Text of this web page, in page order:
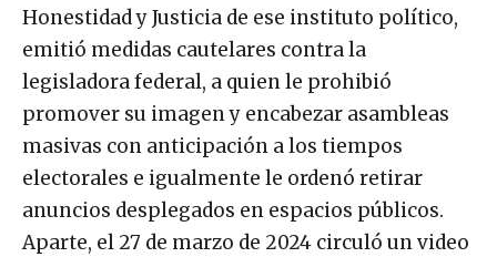
Honestidad y Justicia de ese instituto político,
emitió medidas cautelares contra la
legisladora federal, a quien le prohibió
promover su imagen y encabezar asambleas
masivas con anticipación a los tiempos
electorales e igualmente le ordenó retirar
anuncios desplegados en espacios públicos.
Aparte, el 27 de marzo de 2024 circuló un video